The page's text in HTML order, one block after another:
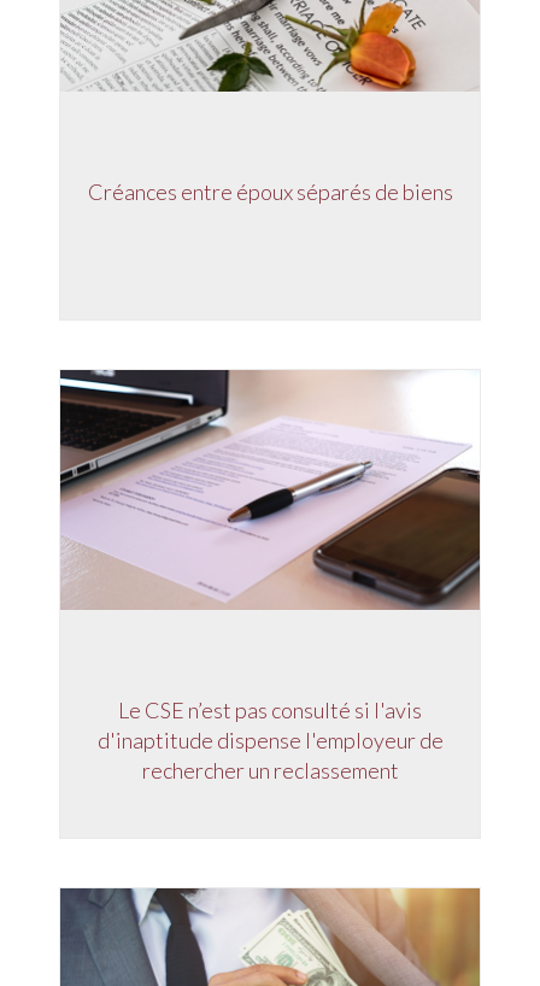
Créances entre époux séparés de biens
Le CSE n’est pas consulté si l'avis
d'inaptitude dispense l'employeur de
rechercher un reclassement